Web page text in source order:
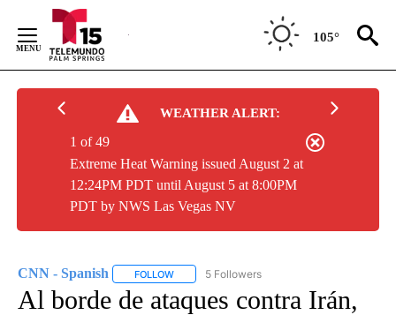
Content
105°
WEATHER ALERT:
Extreme Heat Warning issued August 2 at
12:24PM PDT until August 5 at 8:00PM
PDT by NWS Las Vegas NV
1 of 49
CNN - Spanish FOLLOW FOLLOW "CNN - SPANISH" TO RECEIVE
5 Followers
Al borde de ataques contra Irán,